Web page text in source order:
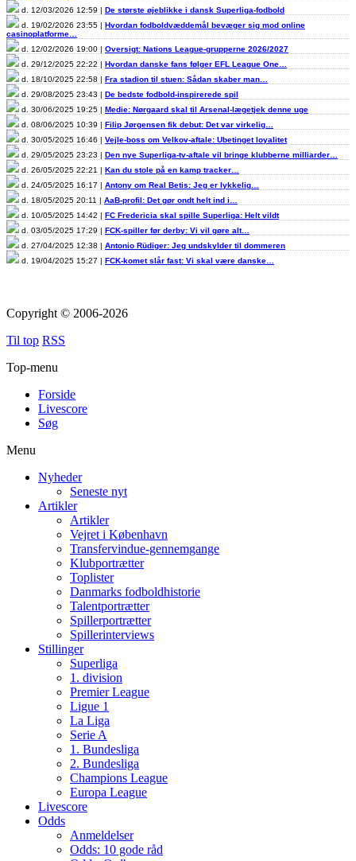
d. 12/03/2026 12:59 | De største øjeblikke i dansk Superliga-fodbold
d. 19/02/2026 23:55 | Hvordan fodboldvæddemål bevæger sig mod online
casinoplatforme…
d. 12/02/2026 19:00 | Oversigt: Nations League-grupperne 2026/2027
d. 29/12/2025 22:22 | Hvordan danske fans følger EFL League One…
d. 18/10/2025 22:58 | Fra stadion til stuen: Sådan skaber man…
d. 29/08/2025 23:43 | De bedste fodbold-inspirerede spil
d. 30/06/2025 19:25 | Medie: Nørgaard skal til Arsenal-lægetjek denne uge
d. 08/06/2025 10:39 | Filip Jørgensen fik debut: Det var virkelig…
d. 30/05/2025 16:46 | Vejle-boss om Velkov-aftale: Ubetinget loyalitet
d. 29/05/2025 23:23 | Den nye Superliga-tv-aftale vil bringe klubberne milliarder…
d. 26/05/2025 22:21 | Kan du stole på en kamp tracker…
d. 24/05/2025 16:17 | Antony om Real Betis: Jeg er lykkelig…
d. 18/05/2025 20:11 | AaB-profil: Det gør ondt helt ind i…
d. 10/05/2025 14:42 | FC Fredericia skal spille Superliga: Helt vildt
d. 03/05/2025 17:29 | FCK-spiller før derby: Vi vil gøre alt…
d. 27/04/2025 12:38 | Antonio Rüdiger: Jeg undskylder til dommeren
d. 19/04/2025 15:27 | FCK-komet slår fast: Vi skal være danske…
Copyright © 2006-2026
Til top RSS
Top-menu
Forside
Livescore
Søg
Menu
Nyheder
Seneste nyt
Artikler
Artikler
Vejret i København
Transfervindue-gennemgange
Klubportrætter
Toplister
Danmarks fodboldhistorie
Talentportrætter
Spillerportrætter
Spillerinterviews
Stillinger
Superliga
1. division
Premier League
Ligue 1
La Liga
Serie A
1. Bundesliga
2. Bundesliga
Champions League
Europa League
Livescore
Odds
Anmeldelser
Odds: 10 gode råd